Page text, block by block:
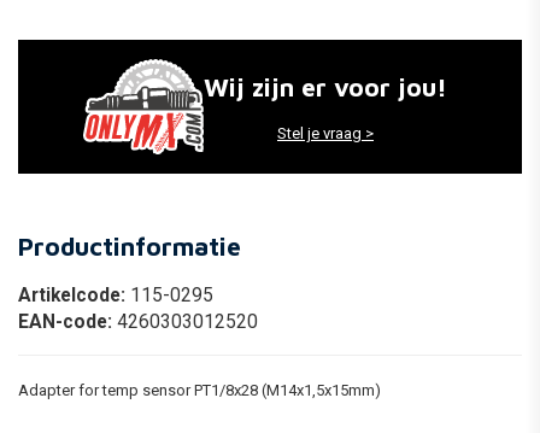
Wij zijn er voor jou!
Stel je vraag >
Productinformatie
Artikelcode: 115-0295
EAN-code: 4260303012520
Adapter for temp sensor PT1/8x28 (M14x1,5x15mm)